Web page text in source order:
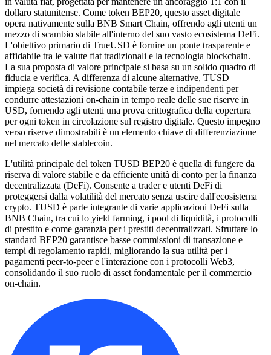
dollaro statunitense. Come token BEP20, questo asset digitale
opera nativamente sulla BNB Smart Chain, offrendo agli utenti un
mezzo di scambio stabile all'interno del suo vasto ecosistema DeFi.
L'obiettivo primario di TrueUSD è fornire un ponte trasparente e
affidabile tra le valute fiat tradizionali e la tecnologia blockchain.
La sua proposta di valore principale si basa su un solido quadro di
fiducia e verifica. A differenza di alcune alternative, TUSD
impiega società di revisione contabile terze e indipendenti per
condurre attestazioni on-chain in tempo reale delle sue riserve in
USD, fornendo agli utenti una prova crittografica della copertura
per ogni token in circolazione sul registro digitale. Questo impegno
verso riserve dimostrabili è un elemento chiave di differenziazione
nel mercato delle stablecoin.
L'utilità principale del token TUSD BEP20 è quella di fungere da
riserva di valore stabile e da efficiente unità di conto per la finanza
decentralizzata (DeFi). Consente a trader e utenti DeFi di
proteggersi dalla volatilità del mercato senza uscire dall'ecosistema
crypto. TUSD è parte integrante di varie applicazioni DeFi sulla
BNB Chain, tra cui lo yield farming, i pool di liquidità, i protocolli
di prestito e come garanzia per i prestiti decentralizzati. Sfruttare lo
standard BEP20 garantisce basse commissioni di transazione e
tempi di regolamento rapidi, migliorando la sua utilità per i
pagamenti peer-to-peer e l'interazione con i protocolli Web3,
consolidando il suo ruolo di asset fondamentale per il commercio
on-chain.